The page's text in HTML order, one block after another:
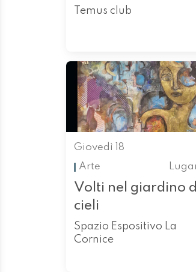
Temus club
Giovedì 18
Arte
Volti nel giardino
cieli
Spazio Espositivo La
Cornice